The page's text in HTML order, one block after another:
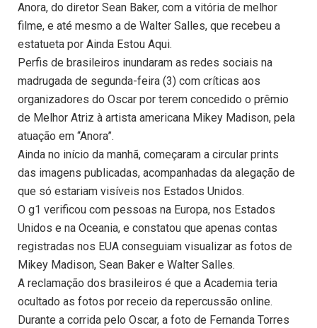
Anora, do diretor Sean Baker, com a vitória de melhor
filme, e até mesmo a de Walter Salles, que recebeu a
estatueta por Ainda Estou Aqui.
Perfis de brasileiros inundaram as redes sociais na
madrugada de segunda-feira (3) com críticas aos
organizadores do Oscar por terem concedido o prêmio
de Melhor Atriz à artista americana Mikey Madison, pela
atuação em “Anora”.
Ainda no início da manhã, começaram a circular prints
das imagens publicadas, acompanhadas da alegação de
que só estariam visíveis nos Estados Unidos.
O g1 verificou com pessoas na Europa, nos Estados
Unidos e na Oceania, e constatou que apenas contas
registradas nos EUA conseguiam visualizar as fotos de
Mikey Madison, Sean Baker e Walter Salles.
A reclamação dos brasileiros é que a Academia teria
ocultado as fotos por receio da repercussão online.
Durante a corrida pelo Oscar, a foto de Fernanda Torres